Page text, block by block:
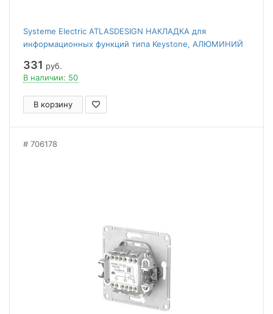
Systeme Electric ATLASDESIGN НАКЛАДКА для
информационных функций типа Keystone, АЛЮМИНИЙ
331 руб.
В наличии: 50
В корзину
706178